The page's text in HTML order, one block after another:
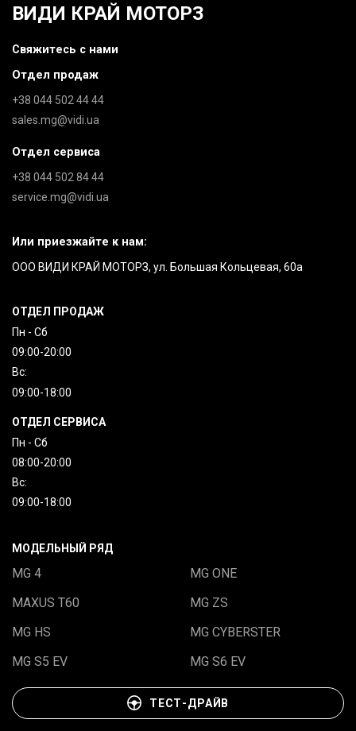
ВИДИ КРАЙ МОТОРЗ
Свяжитесь с нами
Отдел продаж
+38 044 502 44 44
sales.mg@vidi.ua
Отдел сервиса
+38 044 502 84 44
service.mg@vidi.ua
Или приезжайте к нам:
ООО ВИДИ КРАЙ МОТОРЗ, ул. Большая Кольцевая, 60а
ОТДЕЛ ПРОДАЖ
Пн - Сб
09:00-20:00
Вc:
09:00-18:00
ОТДЕЛ СЕРВИСА
Пн - Сб
08:00-20:00
Вc:
09:00-18:00
МОДЕЛЬНЫЙ РЯД
MG 4
MG ONE
MAXUS T60
MG ZS
MG HS
MG CYBERSTER
MG S5 EV
MG S6 EV
ТЕСТ-ДРАЙВ